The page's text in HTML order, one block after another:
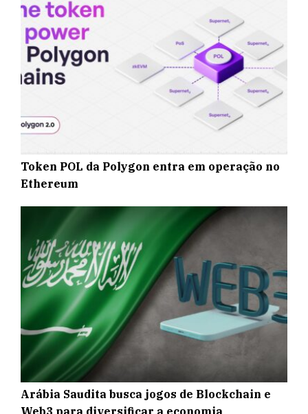
Token POL da Polygon entra em operação no
Ethereum
Arábia Saudita busca jogos de Blockchain e
Web3 para diversificar a economia